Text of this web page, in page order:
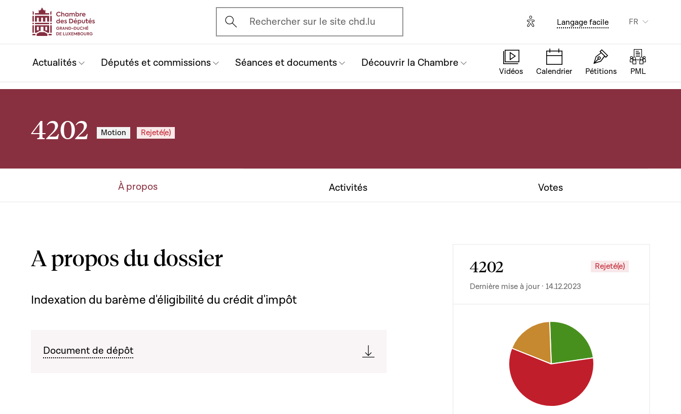
Ouvrir l'écran de recherche
Rechercher sur le site chd.lu Options d'accessibilité
Langage facile FR
Actualités Députés et commissions Séances et documents Découvrir la Chambre
Vidéos Calendrier Pétitions PML
4202 Motion Rejeté(e)
À propos Activités Votes
A propos du dossier
Indexation du barème d'éligibilité du crédit d'impôt
Document de dépôt
4202 Rejeté(e)
Dernière mise à jour · 14.12.2023